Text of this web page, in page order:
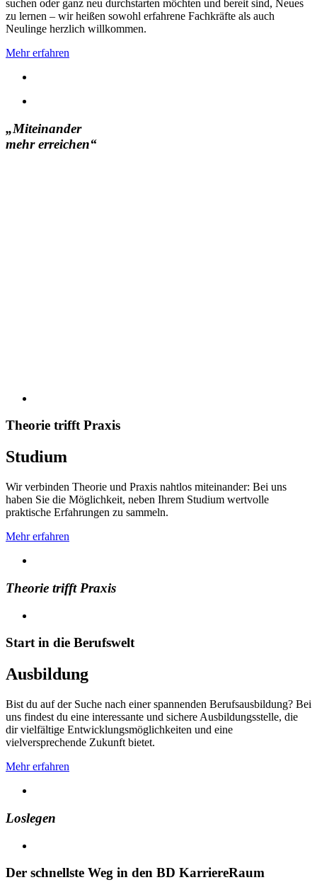
suchen oder ganz neu durchstarten möchten und bereit sind, Neues
zu lernen – wir heißen sowohl erfahrene Fachkräfte als auch
Neulinge herzlich willkommen.
Mehr erfahren
„Miteinander
mehr erreichen“
Theorie trifft Praxis
Studium
Wir verbinden Theorie und Praxis nahtlos miteinander: Bei uns
haben Sie die Möglichkeit, neben Ihrem Studium wertvolle
praktische Erfahrungen zu sammeln.
Mehr erfahren
Theorie trifft Praxis
Start in die Berufswelt
Ausbildung
Bist du auf der Suche nach einer spannenden Berufsausbildung? Bei
uns findest du eine interessante und sichere Ausbildungsstelle, die
dir vielfältige Entwicklungsmöglichkeiten und eine
vielversprechende Zukunft bietet.
Mehr erfahren
Loslegen
Der schnellste Weg in den BD KarriereRaum